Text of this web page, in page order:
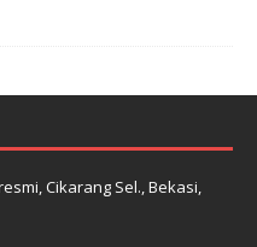
Cikarang Sel., Bekasi,